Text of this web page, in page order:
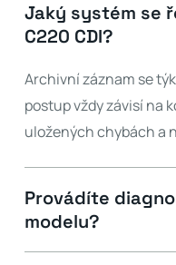
Jaký systém se
C220 CDI?
Archivní záznam se
postup vždy závisí na
uložených chybách a
Provádíte
modelu?